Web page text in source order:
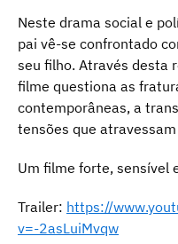
Neste drama social e
pai vê-se confrontado
seu filho. Através desta
filme questiona as
contemporâneas, a
tensões que
Um filme forte, sensível
Trailer: https://
v=-2asLuiMvqw